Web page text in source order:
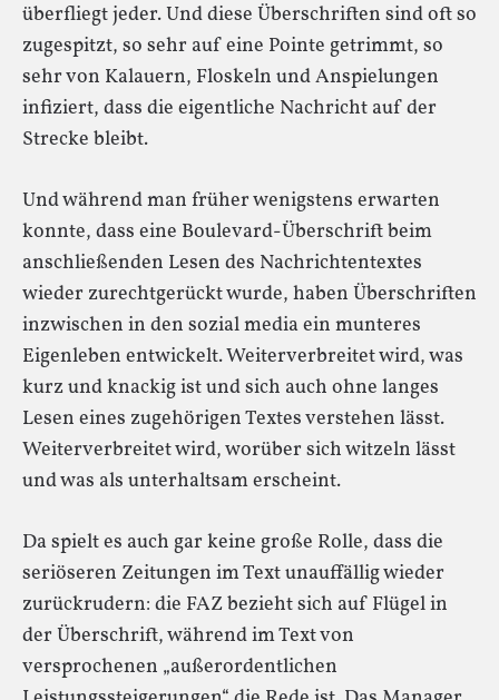
überfliegt jeder. Und diese Überschriften sind oft so
zugespitzt, so sehr auf eine Pointe getrimmt, so
sehr von Kalauern, Floskeln und Anspielungen
infiziert, dass die eigentliche Nachricht auf der
Strecke bleibt.
Und während man früher wenigstens erwarten
konnte, dass eine Boulevard-Überschrift beim
anschließenden Lesen des Nachrichtentextes
wieder zurechtgerückt wurde, haben Überschriften
inzwischen in den sozial media ein munteres
Eigenleben entwickelt. Weiterverbreitet wird, was
kurz und knackig ist und sich auch ohne langes
Lesen eines zugehörigen Textes verstehen lässt.
Weiterverbreitet wird, worüber sich witzeln lässt
und was als unterhaltsam erscheint.
Da spielt es auch gar keine große Rolle, dass die
seriöseren Zeitungen im Text unauffällig wieder
zurückrudern: die FAZ bezieht sich auf Flügel in
der Überschrift, während im Text von
versprochenen „außerordentlichen